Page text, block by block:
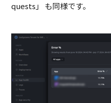
quests 」 も同様です。